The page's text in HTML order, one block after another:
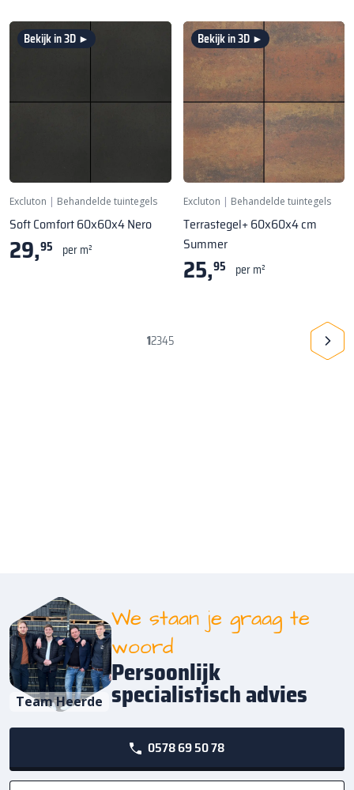
Bekijk in 3D ►
Excluton | Behandelde tuintegels
Soft Comfort 60x60x4 Nero
29,95 per m²
Bekijk in 3D ►
Excluton | Behandelde tuintegels
Terrastegel+ 60x60x4 cm
Summer
25,95 per m²
12345
Team Heerde
We staan je graag te
woord
Persoonlijk
specialistisch advies
0578 69 50 78